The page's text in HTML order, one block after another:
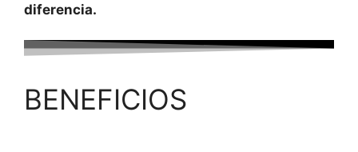
diferencia.
BENEFICIOS